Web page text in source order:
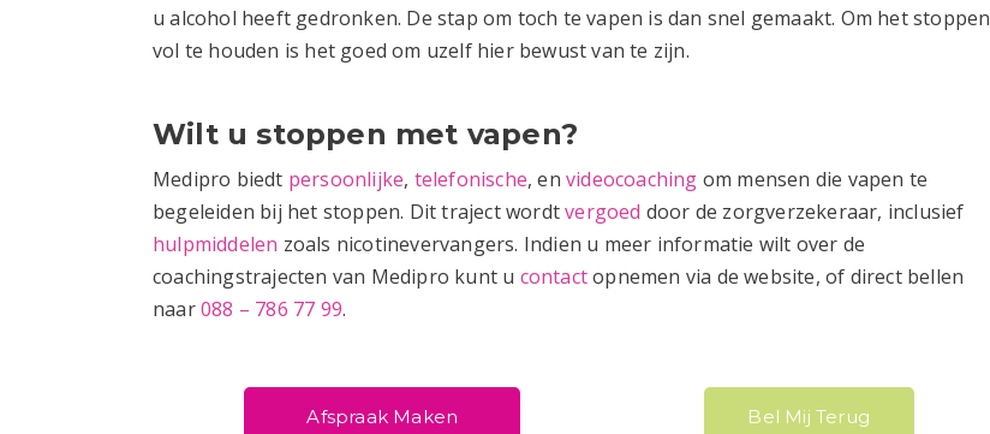
u alcohol heeft gedronken. De stap om toch te vapen is dan snel gemaakt. Om het stoppen
vol te houden is het goed om uzelf hier bewust van te zijn.
Wilt u stoppen met vapen?
Medipro biedt persoonlijke, telefonische, envideocoaching om mensen die vapen te
begeleiden bij het stoppen. Dit traject wordtvergoed door de zorgverzekeraar, inclusief
hulpmiddelen zoals nicotinevervangers. Indien u meer informatie wilt over de
coachingstrajecten van Medipro kunt u contactopnemen via de website, of direct bellen
naar088 – 786 77 99.
Afspraak Maken Bel Mij Terug